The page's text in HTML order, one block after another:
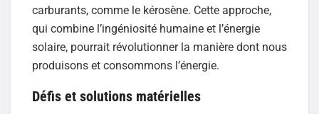
carburants, comme le kérosène. Cette approche,
qui combine l’ingéniosité humaine et l’énergie
solaire, pourrait révolutionner la manière dont nous
produisons et consommons l’énergie.
Défis et solutions matérielles